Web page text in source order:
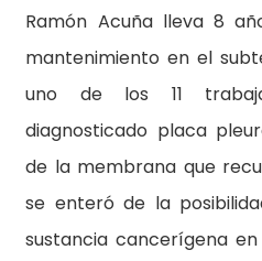
Ramón Acuña lleva 8
mantenimiento en el
uno de los 11
diagnosticado placa
de la membrana que
se enteró de la
sustancia cancerígena